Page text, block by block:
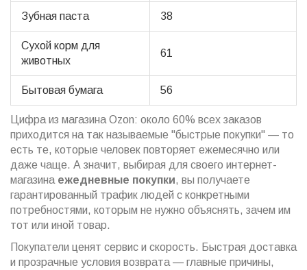
Зубная паста 38
Сухой корм для
животных
61
Бытовая бумага 56
Цифра из магазина Ozon: около 60% всех заказов
приходится на так называемые "быстрые покупки" — то
есть те, которые человек повторяет ежемесячно или
даже чаще. А значит, выбирая для своего интернет-
магазина ежедневные покупки, вы получаете
гарантированный трафик людей с конкретными
потребностями, которым не нужно объяснять, зачем им
тот или иной товар.
Покупатели ценят сервис и скорость. Быстрая доставка
и прозрачные условия возврата — главные причины,